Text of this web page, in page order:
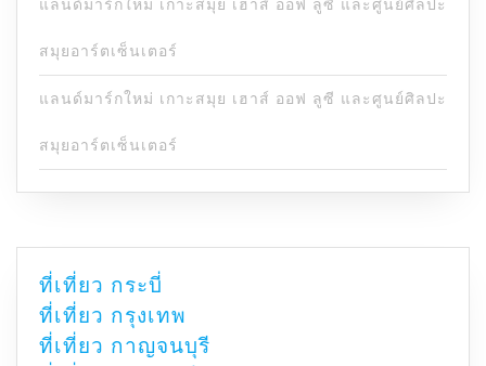
แลนด์มาร์กใหม่ เกาะสมุย เฮาส์ ออฟ ลูซี และศูนย์ศิลปะ
สมุยอาร์ตเซ็นเตอร์
แลนด์มาร์กใหม่ เกาะสมุย เฮาส์ ออฟ ลูซี และศูนย์ศิลปะ
สมุยอาร์ตเซ็นเตอร์
ที่เที่ยว กระบี่
ที่เที่ยว กรุงเทพ
ที่เที่ยว กาญจนบุรี